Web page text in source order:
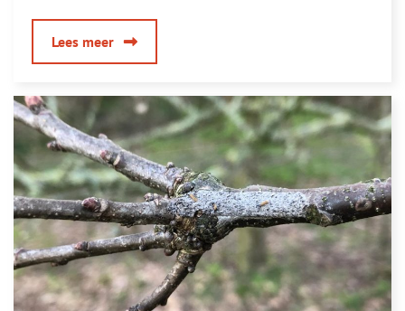
Lees meerover
In
nest
lijken
allemaal
dode
rupsen
te
zitten.
Hoe
kan
dat?